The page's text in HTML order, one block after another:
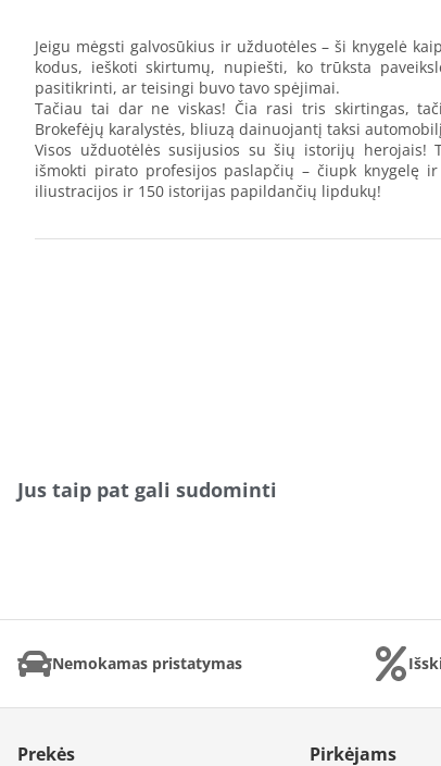
Jeigu mėgsti galvosūkius ir užduotėles – ši knygelė
kodus, ieškoti skirtumų, nupiešti, ko trūksta
pasitikrinti, ar teisingi buvo tavo spėjimai.
Tačiau tai dar ne viskas! Čia rasi tris skirtingas,
Brokefėjų karalystės, bliuzą dainuojantį taksi
Visos užduotėlės susijusios su šių istorijų
išmokti pirato profesijos paslapčių – čiupk knygelę
iliustracijos ir 150 istorijas papildančių lipdukų!
Jus taip pat gali sudominti
Nemokamas pristatymas
Prekės Pirkėjams